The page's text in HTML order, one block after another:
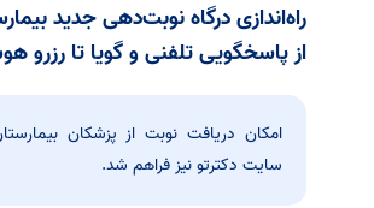
راه‌اندازی درگاه نوبت‌دهی جدید
از پاسخگویی تلفنی و گویا تا رزرو
امکان دریافت نوبت از پزشکان
سایت دکترتو نیز فراهم شد.